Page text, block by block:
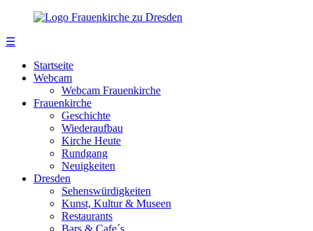
☰
Startseite
Webcam
Webcam Frauenkirche
Frauenkirche
Geschichte
Wiederaufbau
Kirche Heute
Rundgang
Neuigkeiten
Dresden
Sehenswürdigkeiten
Kunst, Kultur & Museen
Restaurants
Bars & Cafe´s